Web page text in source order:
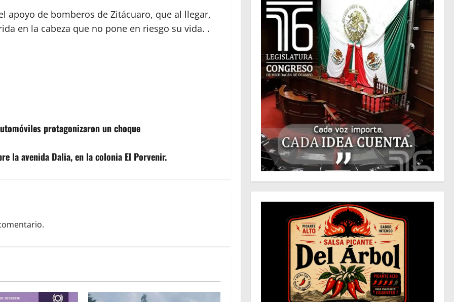
apoyo de bomberos de Zitácuaro, que al llegar,
en la cabeza que no pone en riesgo su vida. .
protagonizaron un choque
la avenida Dalia, en la colonia El Porvenir.